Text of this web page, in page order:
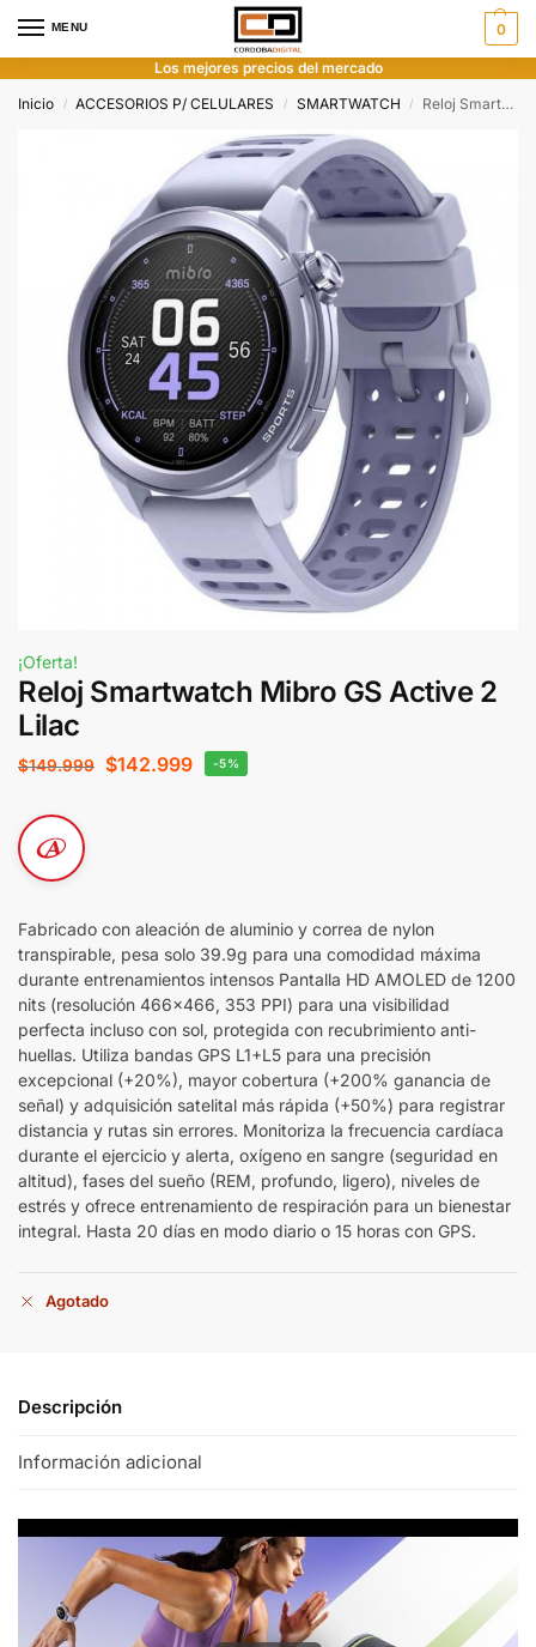
MENU 0
Los mejores precios del mercado
Inicio
/ ACCESORIOS P/ CELULARES / SMARTWATCH / Reloj Smartwatch Mibro GS Active 2 Lilac
¡Oferta!
Reloj Smartwatch Mibro GS Active 2
Lilac
$149.999 $142.999 -5%
Fabricado con aleación de aluminio y correa de nylon
transpirable, pesa solo 39.9g para una comodidad máxima
durante entrenamientos intensos Pantalla HD AMOLED de 1200
nits (resolución 466×466, 353 PPI) para una visibilidad
perfecta incluso con sol, protegida con recubrimiento anti-
huellas. Utiliza bandas GPS L1+L5 para una precisión
excepcional (+20%), mayor cobertura (+200% ganancia de
señal) y adquisición satelital más rápida (+50%) para registrar
distancia y rutas sin errores. Monitoriza la frecuencia cardíaca
durante el ejercicio y alerta, oxígeno en sangre (seguridad en
altitud), fases del sueño (REM, profundo, ligero), niveles de
estrés y ofrece entrenamiento de respiración para un bienestar
integral. Hasta 20 días en modo diario o 15 horas con GPS.
Agotado
Descripción
Información adicional